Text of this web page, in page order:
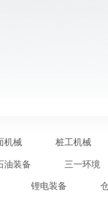
机械 桩工机械
油装备 三一环境
锂电装备